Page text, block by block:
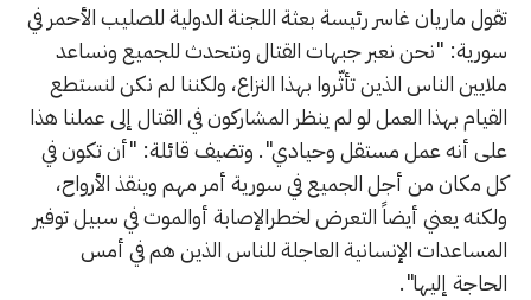
تقول ماريان غاسر رئيسة بعثة اللجنة الدولية للصليب الأحمر في
سورية: "نحن نعبر جبهات القتال ونتحدث للجميع ونساعد
ملايين الناس الذين تأثّروا بهذا النزاع، ولكننا لم نكن لنستطع
القيام بهذا العمل لو لم ينظر المشاركون في القتال إلى عملنا هذا
على أنه عمل مستقل وحيادي". وتضيف قائلة: "أن تكون في
كل مكان من أجل الجميع في سورية أمر مهم وينقذ الأرواح،
ولكنه يعني أيضاً التعرض لخطرالإصابة أوالموت في سبيل توفير
المساعدات الإنسانية العاجلة للناس الذين هم في أمس
الحاجة إليها".